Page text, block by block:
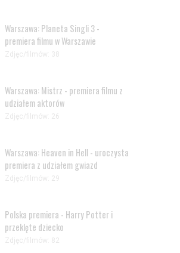
Warszawa: Planeta Singli 3 -
premiera filmu w Warszawie
Zdjęc/filmów: 38
Warszawa: Mistrz - premiera filmu z
udziałem aktorów
Zdjęc/filmów: 26
Warszawa: Heaven in Hell - uroczysta
premiera z udziałem gwiazd
Zdjęc/filmów: 29
Polska premiera - Harry Potter i
przeklęte dziecko
Zdjęc/filmów: 82